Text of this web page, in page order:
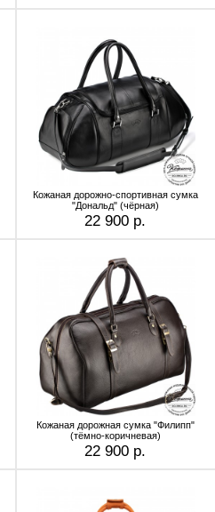
Кожаная дорожно-спортивная сумка
"Дональд" (чёрная)
22 900 р.
Кожаная дорожная сумка "Филипп"
(тёмно-коричневая)
22 900 р.